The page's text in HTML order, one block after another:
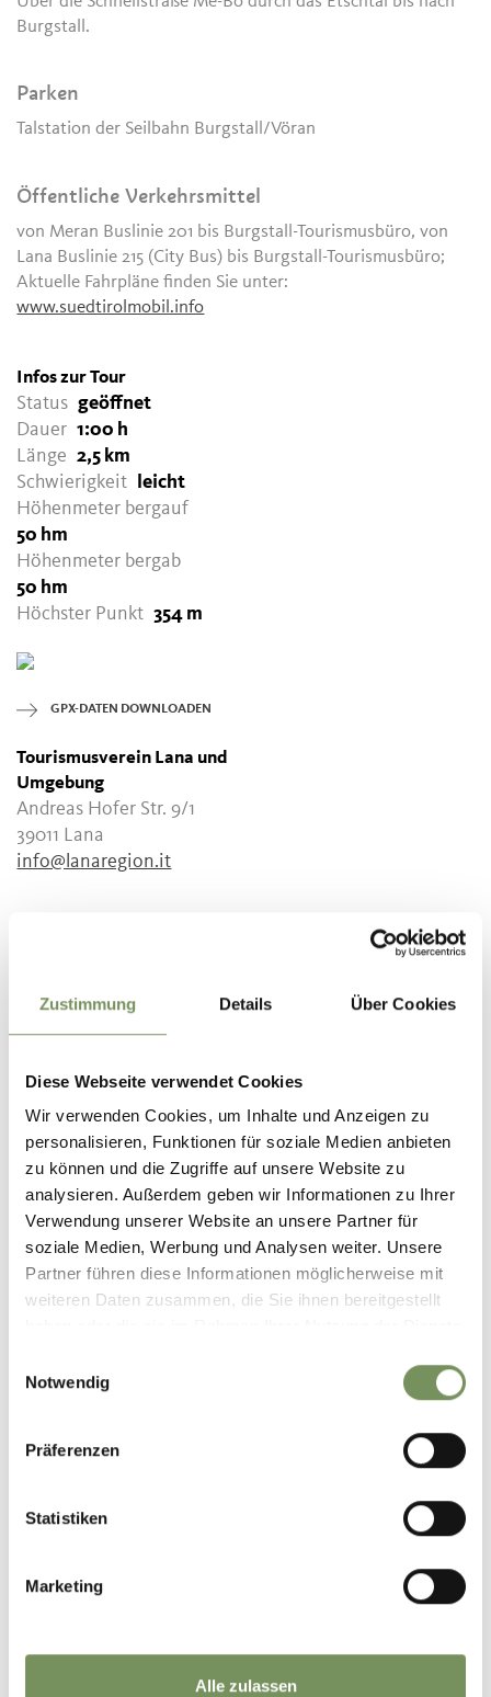
Zustimmung Details Über Cookies
Diese Webseite verwendet Cookies
Wir verwenden Cookies, um Inhalte und Anzeigen zu
personalisieren, Funktionen für soziale Medien anbieten
zu können und die Zugriffe auf unsere Website zu
analysieren. Außerdem geben wir Informationen zu Ihrer
Verwendung unserer Website an unsere Partner für
soziale Medien, Werbung und Analysen weiter. Unsere
Partner führen diese Informationen möglicherweise mit
weiteren Daten zusammen, die Sie ihnen bereitgestellt
Notwendig
Präferenzen
Statistiken
Marketing
Alle zulassen
Burgstall.
Parken
Talstation der Seilbahn Burgstall/Vöran
Öffentliche Verkehrsmittel
von Meran Buslinie 201 bis Burgstall-Tourismusbüro, von
Lana Buslinie 215 (City Bus) bis Burgstall-Tourismusbüro;
Aktuelle Fahrpläne finden Sie unter:
www.suedtirolmobil.info
Infos zur Tour
Status geöffnet
Dauer 1:00 h
Länge 2,5 km
Schwierigkeit
leicht
Höhenmeter bergauf
50 hm
Höhenmeter bergab
50 hm
Höchster Punkt 354 m
GPX-DATEN DOWNLOADEN
Tourismusverein Lana und
Umgebung
Andreas Hofer Str. 9/1
39011 Lana
info@lanaregion.it
WAR DER INHALT FÜR DICH HILFREICH?